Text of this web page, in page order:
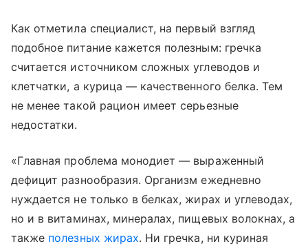
Как отметила специалист, на первый взгляд
подобное питание кажется полезным: гречка
считается источником сложных углеводов и
клетчатки, а курица — качественного белка. Тем
не менее такой рацион имеет серьезные
недостатки.
«Главная проблема монодиет — выраженный
дефицит разнообразия. Организм ежедневно
нуждается не только в белках, жирах и углеводах,
но и в витаминах, минералах, пищевых волокнах, а
также полезных жирах. Ни гречка, ни куриная